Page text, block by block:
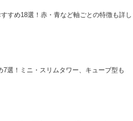
すめ18選！赤・青など軸ごとの特徴も詳し
選！ミニ・スリムタワー、キューブ型も